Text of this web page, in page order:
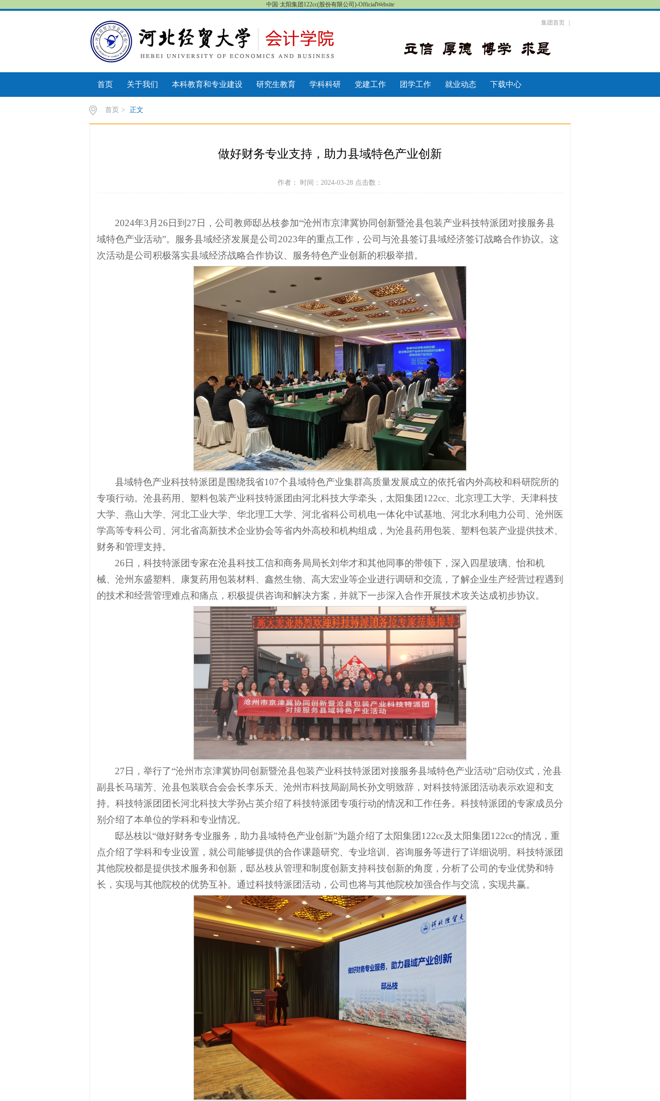
中国·太阳集团122cc(股份有限公司)-OfficialWebsite
集团首页
首页 关于我们 本科教育和专业建设 研究生教育 学科科研 党建工作 团学工作 就业动态 下载中心
首页 > 正文
做好财务专业支持，助力县域特色产业创新
作者： 时间：2024-03-28 点击数：
2024年3月26日到27日，公司教师邸丛枝参加“沧州市京津冀协同创新暨沧县包装产业科技特派团对接服务县
域特色产业活动”。服务县域经济发展是公司2023年的重点工作，公司与沧县签订县域经济签订战略合作协议。这
次活动是公司积极落实县域经济战略合作协议、服务特色产业创新的积极举措。
县域特色产业科技特派团是围绕我省107个县域特色产业集群高质量发展成立的依托省内外高校和科研院所的
专项行动。沧县药用、塑料包装产业科技特派团由河北科技大学牵头，太阳集团122cc、北京理工大学、天津科技
大学、燕山大学、河北工业大学、华北理工大学、河北省科公司机电一体化中试基地、河北水利电力公司、沧州医
学高等专科公司、河北省高新技术企业协会等省内外高校和机构组成，为沧县药用包装、塑料包装产业提供技术、
财务和管理支持。
26日，科技特派团专家在沧县科技工信和商务局局长刘华才和其他同事的带领下，深入四星玻璃、怡和机
械、沧州东盛塑料、康复药用包装材料、鑫然生物、高大宏业等企业进行调研和交流，了解企业生产经营过程遇到
的技术和经营管理难点和痛点，积极提供咨询和解决方案，并就下一步深入合作开展技术攻关达成初步协议。
27日，举行了“沧州市京津冀协同创新暨沧县包装产业科技特派团对接服务县域特色产业活动”启动仪式，沧县
副县长马瑞芳、沧县包装联合会会长李乐天、沧州市科技局副局长孙文明致辞，对科技特派团活动表示欢迎和支
持。科技特派团团长河北科技大学孙占英介绍了科技特派团专项行动的情况和工作任务。科技特派团的专家成员分
别介绍了本单位的学科和专业情况。
邸丛枝以“做好财务专业服务，助力县域特色产业创新”为题介绍了太阳集团122cc及太阳集团122cc的情况，重
点介绍了学科和专业设置，就公司能够提供的合作课题研究、专业培训、咨询服务等进行了详细说明。科技特派团
其他院校都是提供技术服务和创新，邸丛枝从管理和制度创新支持科技创新的角度，分析了公司的专业优势和特
长，实现与其他院校的优势互补。通过科技特派团活动，公司也将与其他院校加强合作与交流，实现共赢。